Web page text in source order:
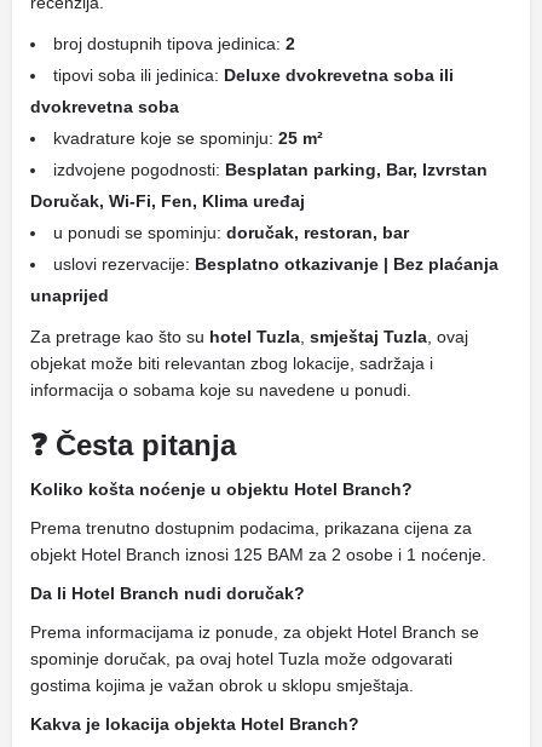
broj dostupnih tipova jedinica: 2
tipovi soba ili jedinica: Deluxe dvokrevetna soba ili
dvokrevetna soba
kvadrature koje se spominju: 25 m²
izdvojene pogodnosti: Besplatan parking, Bar, Izvrstan
Doručak, Wi-Fi, Fen, Klima uređaj
u ponudi se spominju: doručak, restoran, bar
uslovi rezervacije: Besplatno otkazivanje | Bez plaćanja
unaprijed
Za pretrage kao što su hotel Tuzla smještaj Tuzla , ovaj
objekat može biti relevantan zbog lokacije, sadržaja i
informacija o sobama koje su navedene u ponudi.
❓ Česta pitanja
Koliko košta noćenje u objektu Hotel Branch?
Prema trenutno dostupnim podacima, prikazana cijena za
objekt Hotel Branch iznosi 125 BAM za 2 osobe i 1 noćenje.
Da li Hotel Branch nudi doručak?
Prema informacijama iz ponude, za objekt Hotel Branch se
spominje doručak, pa ovaj hotel Tuzla može odgovarati
gostima kojima je važan obrok u sklopu smještaja.
Kakva je lokacija objekta Hotel Branch?